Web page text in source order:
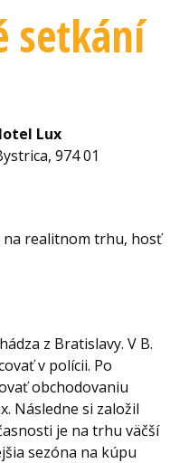
setkání
Lux
974 01
na realitnom trhu, hosť
z Bratislavy. V B.
v polícii. Po
obchodovaniu
Následne si založil
je na trhu väčší
sezóna na kúpu